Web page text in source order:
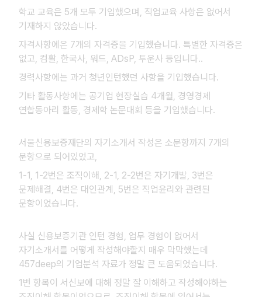
학교 교육은 5개 모두 기입했으며, 직업교육 사항은 없어서
기재하지 않았습니다.
자격사항에은 7개의 자격증을 기입했습니다. 특별한 자격증은
없고, 컴활, 한국사, 워드, ADsP, 투운사 등입니다..
경력사항에는 과거 청년인턴했던 사항을 기입했습니다.
기타 활동사항에는 공기업 현장실습 4개월, 경영경제
연합동아리 활동, 경제학 논문대회 등을 기입했습니다.
서울신용보증재단의 자기소개서 작성은 소문항까지 7개의
문항으로 되어있었고,
1-1, 1-2번은 조직이해, 2-1, 2-2번은 자기개발, 3번은
문제해결, 4번은 대인관계, 5번은 직업윤리와 관련된
문항이었습니다.
사실 신용보증기관 인턴 경험, 업무 경험이 없어서
자기소개서를 어떻게 작성해야할지 매우 막막했는데
457deep의 기업분석 자료가 정말 큰 도움되었습니다.
1번 항목이 서신보에 대해 정말 잘 이해하고 작성해야하는